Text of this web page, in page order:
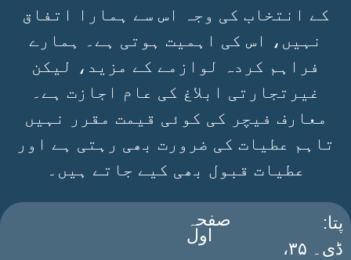
کے انتخاب کی وجہ اس سے ہمارا اتفاق
نہیں، اس کی اہمیت ہوتی ہے۔ ہمارے
فراہم کردہ لوازمے کے مزید، لیکن
غیرتجارتی ابلاغ کی عام اجازت ہے۔
معارف فیچر کی کوئی قیمت مقرر نہیں
تاہم عطیات کی ضرورت بھی رہتی ہے اور
عطیات قبول بھی کیے جاتے ہیں۔
:پتا
ڈی۔ ۳۵،
صفحہ
اول